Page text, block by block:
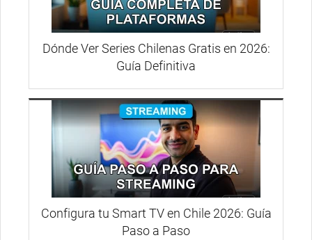
Dónde Ver Series Chilenas Gratis en 2026:
Guía Definitiva
Configura tu Smart TV en Chile 2026: Guía
Paso a Paso